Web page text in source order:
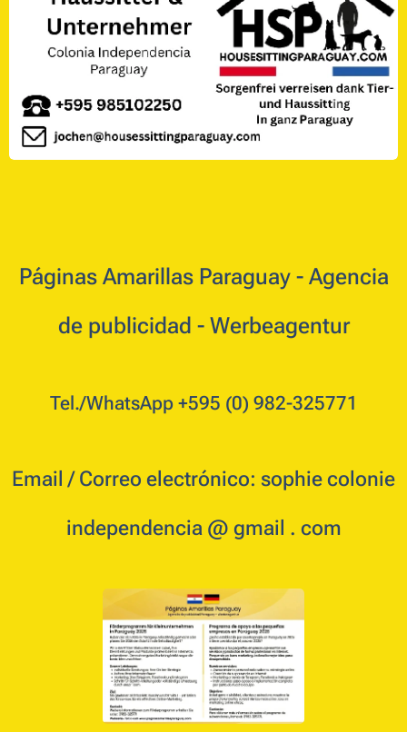
Páginas Amarillas Paraguay - Agencia
de publicidad - Werbeagentur
Tel./WhatsApp +595 (0) 982-325771
Email / Correo electrónico: sophie colonie
independencia @ gmail . com